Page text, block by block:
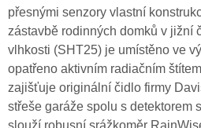
přesnými senzory vlastní
zástavbě rodinných domků v jižní
vlhkosti (SHT25) je umístěno ve
opatřeno aktivním radiačním
zajišťuje originální čidlo firmy
střeše garáže spolu s detektorem